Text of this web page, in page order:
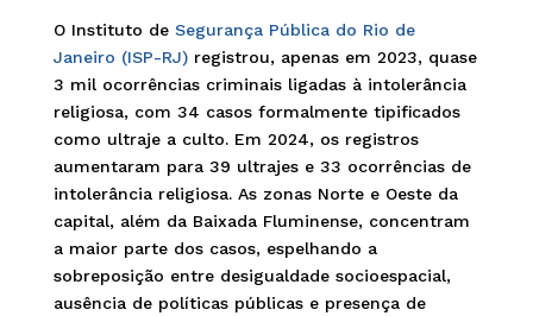
O Instituto de Segurança Pública do Rio de
Janeiro (ISP-RJ)registrou, apenas em 2023, quase
3 mil ocorrências criminais ligadas à intolerância
religiosa, com 34 casos formalmente tipificados
como ultraje a culto. Em 2024, os registros
aumentaram para 39 ultrajes e 33 ocorrências de
intolerância religiosa. As zonas Norte e Oeste da
capital, além da Baixada Fluminense, concentram
a maior parte dos casos, espelhando a
sobreposição entre desigualdade socioespacial,
ausência de políticas públicas e presença de